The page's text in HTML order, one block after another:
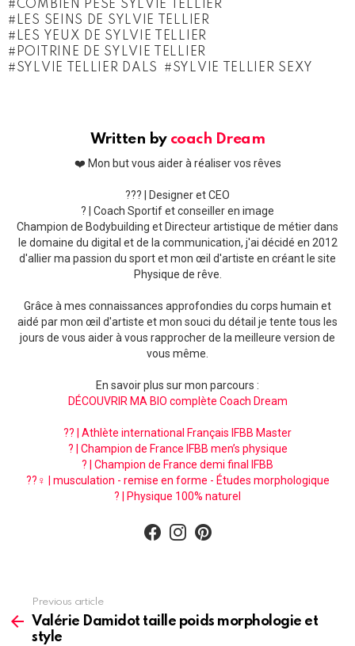
COMBIEN PÈSE SYLVIE TELLIER
LES SEINS DE SYLVIE TELLIER
LES YEUX DE SYLVIE TELLIER
POITRINE DE SYLVIE TELLIER
SYLVIE TELLIER DALS
SYLVIE TELLIER SEXY
Written by coach Dream
❤️ Mon but vous aider à réaliser vos rêves
??‍? | Designer et CEO
? | Coach Sportif et conseiller en image
Champion de Bodybuilding et Directeur artistique de métier dans
le domaine du digital et de la communication, j'ai décidé en 2012
d'allier ma passion du sport et mon œil d'artiste en créant le site
Physique de rêve.
Grâce à mes connaissances approfondies du corps humain et
aidé par mon œil d'artiste et mon souci du détail je tente tous les
jours de vous aider à vous rapprocher de la meilleure version de
vous même.
En savoir plus sur mon parcours :
DÉCOUVRIR MA BIO complète Coach Dream
?? | Athlète international Français IFBB Master
? | Champion de France IFBB men’s physique
? | Champion de France demi final IFBB
??‍♀️ | musculation - remise en forme - Études morphologique
? | Physique 100% naturel
facebookinstagram
more
Previous article
Valérie Damidot taille poids morphologie et
style